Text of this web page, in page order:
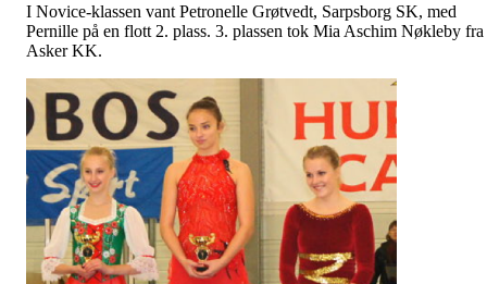
I Novice-klassen vant Petronelle Grøtvedt, Sarpsborg SK, med
Pernille på en flott 2. plass. 3. plassen tok Mia Aschim Nøkleby fra
Asker KK.